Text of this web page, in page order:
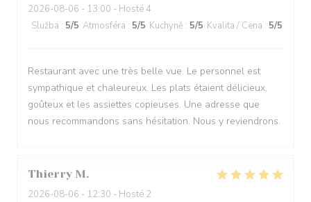
2026-08-06 - 13:00 - Hosté 4
Služba : 5/5 Atmosféra : 5/5 Kuchyně : 5/5 Kvalita / Cena : 5/5
Restaurant avec une très belle vue. Le personnel est
sympathique et chaleureux. Les plats étaient délicieux,
goûteux et les assiettes copieuses. Une adresse que
nous recommandons sans hésitation. Nous y reviendrons.
Thierry M
2026-08-06 - 12:30 - Hosté 2